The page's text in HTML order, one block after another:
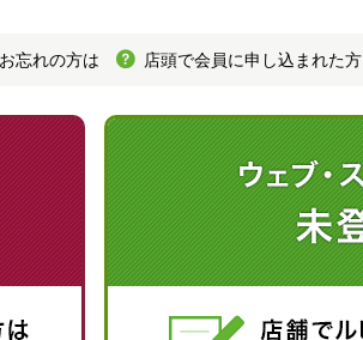
忘れの方は 店頭で会員に申し込まれた